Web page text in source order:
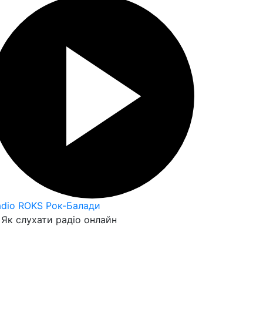
ROKS Рок-Балади
слухати радіо онлайн